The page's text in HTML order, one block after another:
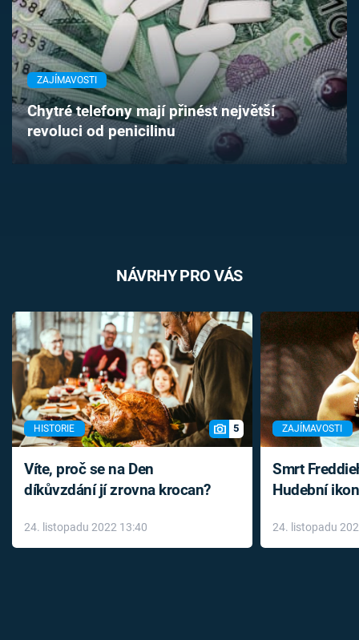
TV Program
Časopis
Sledujte prima+
ZAJÍMAVOSTI
Chytré telefony mají přinést největší
revoluci od penicilinu
NÁVRHY PRO VÁS
HISTORIE 5
Víte, proč se na Den
díkůvzdání jí zrovna krocan?
24. listopadu 2022 13:40
ZAJÍMAVOSTI
Smrt
Hudební
léky
24. listopadu